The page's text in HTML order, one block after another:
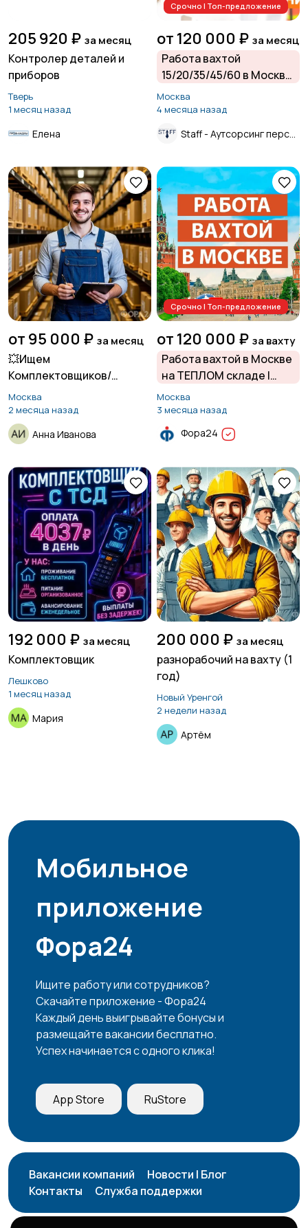
205 920 ₽ за месяц
Контролер деталей и
приборов
Тверь
1 месяц назад
Елена
Срочно | Топ-предложение
от 120 000 ₽ за месяц
Работа вахтой
15/20/35/45/60 в Москве
и Московской области
от прямого
Москва
4 месяца назад
от 95 000 ₽ за месяц
💥Ищем
Комплектовщиков/
упаковщиков !
Москва
2 месяца назад
Анна Иванова
Срочно | Топ-предложение
от 120 000 ₽ за вахту
Работа вахтой в Москве
на ТЕПЛОМ складе |
Проживание и питание
БЕСПЛАТНО | З/П от 120
000 руб.
Москва
3 месяца назад
Фора24
192 000 ₽ за месяц
Комплектовщик
Лешково
1 месяц назад
Мария
200 000 ₽ за месяц
разнорабочий на вахту (1
год)
Новый Уренгой
2 недели назад
Артём
Мобильное
приложение
Фора24
Ищите работу или сотрудников?
Скачайте приложение - Фора24
Каждый день выигрывайте бонусы и
размещайте вакансии бесплатно.
Успех начинается с одного клика!
App Store RuStore
Вакансии компаний
Новости | Блог
Контакты
Служба поддержки